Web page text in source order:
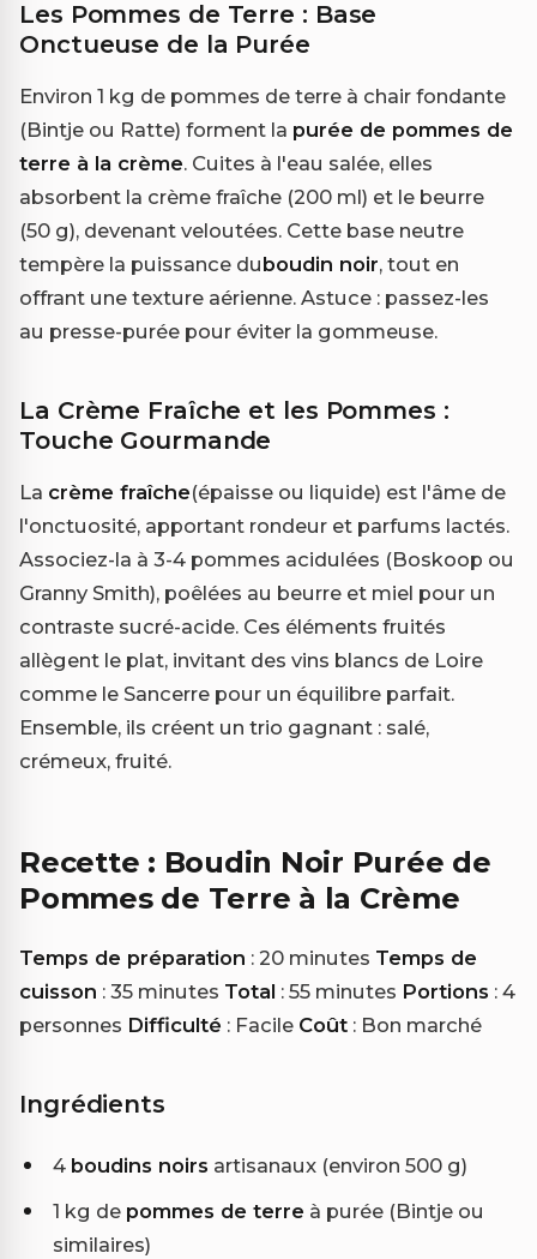
Les Pommes de Terre : Base
Onctueuse de la Purée
Environ 1 kg de pommes de terre à chair fondante
(Bintje ou Ratte) forment la purée de pommes de
terre à la crème. Cuites à l'eau salée, elles
absorbent la crème fraîche (200 ml) et le beurre
(50 g), devenant veloutées. Cette base neutre
tempère la puissance duboudin noir, tout en
offrant une texture aérienne. Astuce : passez-les
au presse-purée pour éviter la gommeuse.
La Crème Fraîche et les Pommes :
Touche Gourmande
La crème fraîche(épaisse ou liquide) est l'âme de
l'onctuosité, apportant rondeur et parfums lactés.
Associez-la à 3-4 pommes acidulées (Boskoop ou
Granny Smith), poêlées au beurre et miel pour un
contraste sucré-acide. Ces éléments fruités
allègent le plat, invitant des vins blancs de Loire
comme le Sancerre pour un équilibre parfait.
Ensemble, ils créent un trio gagnant : salé,
crémeux, fruité.
Recette : Boudin Noir Purée de
Pommes de Terre à la Crème
Temps de préparation : 20 minutes Temps de
cuisson : 35 minutes Total : 55 minutes Portions : 4
personnes Difficulté : Facile Coût : Bon marché
Ingrédients
4 boudins noirs artisanaux (environ 500 g)
1 kg de pommes de terre à purée (Bintje ou
similaires)